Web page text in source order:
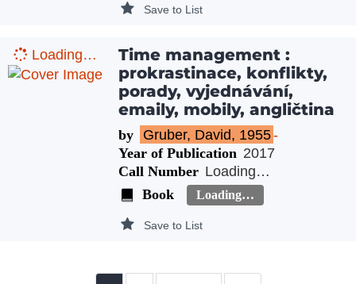
Save to List
Loading…
Time management :
prokrastinace, konflikty,
porady, vyjednávání,
emaily, mobily, angličtina
by Gruber, David, 1955-
Year of Publication 2017
Call Number Loading…
Book
Loading…
Save to List